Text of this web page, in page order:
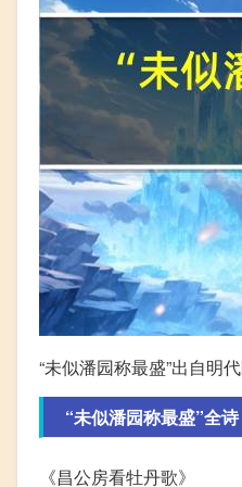
“未似潘园称最盛”出自明
“未似潘园称最盛”全诗
《昌公房看牡丹歌》